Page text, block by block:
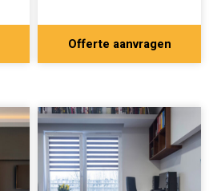
Offerte aanvragen